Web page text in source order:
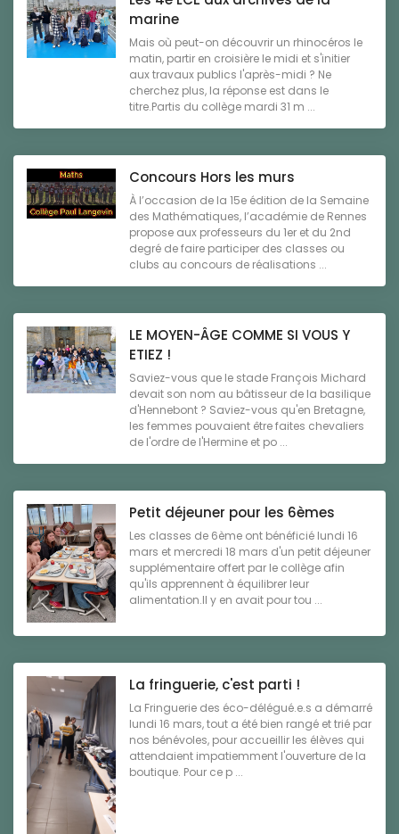
marine
Mais où peut-on découvrir un rhinocéros le
matin, partir en croisière le midi et s'initier
aux travaux publics l'après-midi ? Ne
cherchez plus, la réponse est dans le
titre.Partis du collège mardi 31 m ...
Concours Hors les murs
À l’occasion de la 15e édition de la Semaine
des Mathématiques, l’académie de Rennes
propose aux professeurs du 1er et du 2nd
degré de faire participer des classes ou
clubs au concours de réalisations ...
LE MOYEN-ÂGE COMME SI VOUS Y
ETIEZ !
Saviez-vous que le stade François Michard
devait son nom au bâtisseur de la basilique
d'Hennebont ? Saviez-vous qu'en Bretagne,
les femmes pouvaient être faites chevaliers
de l'ordre de l'Hermine et po ...
Petit déjeuner pour les 6èmes
Les classes de 6ème ont bénéficié lundi 16
mars et mercredi 18 mars d'un petit déjeuner
supplémentaire offert par le collège afin
qu'ils apprennent à équilibrer leur
alimentation.Il y en avait pour tou ...
La fringuerie, c'est parti !
La Fringuerie des éco-délégué.e.s a démarré
lundi 16 mars, tout a été bien rangé et trié par
nos bénévoles, pour accueillir les élèves qui
attendaient impatiemment l'ouverture de la
boutique. Pour ce p ...